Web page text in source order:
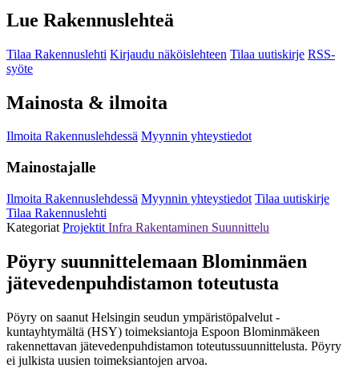
Lue Rakennuslehteä
Tilaa Rakennuslehti Kirjaudu näköislehteen Tilaa uutiskirje RSS-
syöte
Mainosta & ilmoita
Ilmoita Rakennuslehdessä Myynnin yhteystiedot
Mainostajalle
Ilmoita Rakennuslehdessä Myynnin yhteystiedot Tilaa uutiskirje
Tilaa Rakennuslehti
Kategoriat Projektit Infra Rakentaminen Suunnittelu
Pöyry suunnittelemaan Blominmäen
jätevedenpuhdistamon toteutusta
Pöyry on saanut Helsingin seudun ympäristöpalvelut -
kuntayhtymältä (HSY) toimeksiantoja Espoon Blominmäkeen
rakennettavan jätevedenpuhdistamon toteutussuunnittelusta. Pöyry
ei julkista uusien toimeksiantojen arvoa.